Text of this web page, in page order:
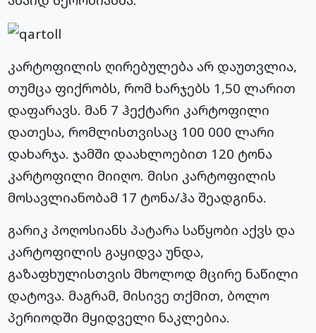
კარტოფილის ღირებულება არ დაუთვლია,
თუმცა ფიქრობს, რომ ხარჯებს 1,50 ლარით
დაფარავს. მან 7 ჰექტარი კარტოფილი
დათესა, რომლისთვისაც 100 000 ლარი
დახარჯა. ჯამში დაახლოებით 120 ტონა
კარტოფილი მიიღო. მისი კარტოფილის
მოსავლიანობამ 17 ტონა/ჰა შეადგინა.
გარიკ პოღოსიანს პატარა საწყობი აქვს და
კარტოფილის გაყიდვა უნდა,
გაზაფხულისთვის მხოლოდ მცირე ნაწილი
დატოვა. მაგრამ, მისივე თქმით, ბოლო
პერიოდში მყიდველი ნაკლებია.